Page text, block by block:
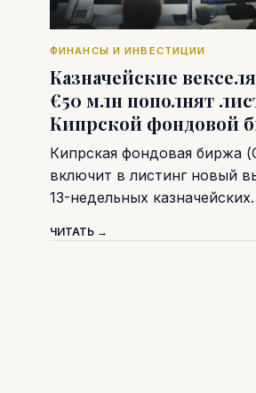
ФИНАНСЫ И ИНВЕСТИЦИИ
Казначейские
€50 млн пополнят
Кипрской фондовой
Кипрская фондовая биржа
включит в листинг новый
13-недельных
ЧИТАТЬ →